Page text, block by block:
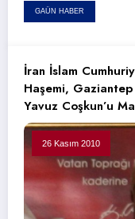
GAÜN HABER
İran İslam
Haşemi,
Yavuz Coşkun’u
26 Kasım 2010